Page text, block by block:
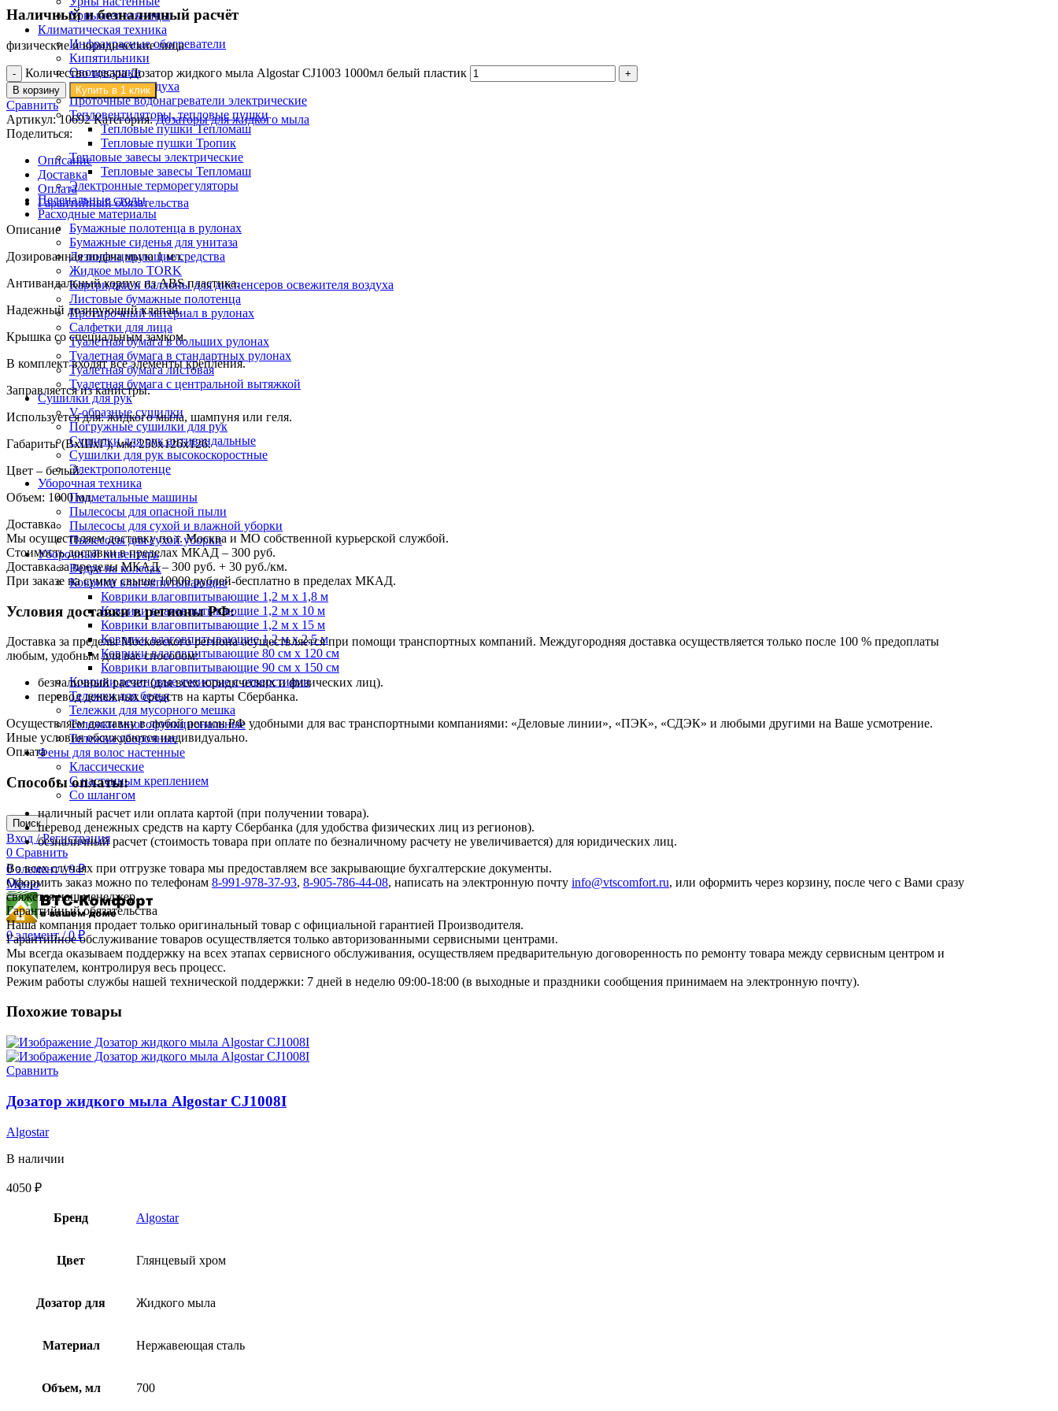
Урны-пепельницы
Климатическая техника
Инфракрасные обогреватели
Кипятильники
Овощесушки
Охладители воздуха
Проточные водонагреватели электрические
Тепловентиляторы, тепловые пушки
Тепловые пушки Тепломаш
Тепловые пушки Тропик
Тепловые завесы электрические
Тепловые завесы Тепломаш
Электронные терморегуляторы
Пеленальные столы
Расходные материалы
Бумажные полотенца в рулонах
Бумажные сиденья для унитаза
Дезинфицирующие средства
Жидкое мыло TORK
Картриджи и баллоны для диспенсеров освежителя воздуха
Листовые бумажные полотенца
Протирочный материал в рулонах
Салфетки для лица
Туалетная бумага в больших рулонах
Туалетная бумага в стандартных рулонах
Туалетная бумага листовая
Туалетная бумага с центральной вытяжкой
Сушилки для рук
V-образные сушилки
Погружные сушилки для рук
Сушилки для рук антивандальные
Сушилки для рук высокоскоростные
Электрополотенце
Уборочная техника
Подметальные машины
Пылесосы для опасной пыли
Пылесосы для сухой и влажной уборки
Пылесосы для сухой уборки
Уборочный инвентарь
Ведра на колесах
Коврики влаговпитывающие
Коврики влаговпитывающие 1,2 м х 1,8 м
Коврики влаговпитывающие 1,2 м х 10 м
Коврики влаговпитывающие 1,2 м х 15 м
Коврики влаговпитывающие 1,2 м х 2,5 м
Коврики влаговпитывающие 80 см х 120 см
Коврики влаговпитывающие 90 см х 150 см
Коврики резиновые ячеистые с отверстиями
Тележки для белья
Тележки для мусорного мешка
Тележки многофункциональные
Тележки уборочные
Фены для волос настенные
Классические
С настенным креплением
Со шлангом
Поиск
Вход / Регистрация
0 Сравнить
0элемент / 0₽
Меню
0элемент / 0₽
Наличный и безналичный расчёт
физические и юридические лица
Количество товара Дозатор жидкого мыла Algostar CJ1003 1000мл белый пластик
В корзину Купить в 1 клик
Сравнить
Артикул:10692Категория: Дозаторы для жидкого мыла
Поделиться:
Описание
Доставка
Оплата
Гарантийный обязательства
Описание
Дозированная подача мыла 1 мл.
Антивандальный корпус из ABS пластика.
Надежный дозирующий клапан.
Крышка со специальным замком.
В комплект входят все элементы крепления.
Заправляется из канистры.
Используется для: жидкого мыла, шампуня или геля.
Габариты (ВхШхГ), мм: 250х126х126.
Цвет – белый.
Объем: 1000 мл.
Доставка
Мы осуществляем доставку по г. Москва и МО собственной курьерской службой.
Стоимость доставки в пределах МКАД – 300 руб.
Доставка за пределы МКАД – 300 руб. + 30 руб./км.
При заказе на сумму свыше 10000 рублей-бесплатно в пределах МКАД.
Условия доставки в регионы РФ:
Доставка за пределы Московского региона осуществляется при помощи транспортных компаний. Междугородняя доставка осуществляется только после 100 % предоплаты
любым, удобным для вас способом:
безналичный расчет (для всех юридических и физических лиц).
перевод денежных средств на карты Сбербанка.
Осуществляем доставку в любой регион РФ удобными для вас транспортными компаниями: «Деловые линии», «ПЭК», «СДЭК» и любыми другими на Ваше усмотрение.
Иные условия обсуждаются индивидуально.
Оплата
Способы оплаты:
наличный расчет или оплата картой (при получении товара).
перевод денежных средств на карту Сбербанка (для удобства физических лиц из регионов).
безналичный расчет (стоимость товара при оплате по безналичному расчету не увеличивается) для юридических лиц.
Во всех случаях при отгрузке товара мы предоставляем все закрывающие бухгалтерские документы.
Оформить заказ можно по телефонам 8-991-978-37-93, 8-905-786-44-08, написать на электронную почту info@vtscomfort.ru, или оформить через корзину, после чего с Вами сразу
свяжется наш менеджер.
Гарантийный обязательства
Наша компания продает только оригинальный товар с официальной гарантией Производителя.
Гарантийное обслуживание товаров осуществляется только авторизованными сервисными центрами.
Мы всегда оказываем поддержку на всех этапах сервисного обслуживания, осуществляем предварительную договоренность по ремонту товара между сервисным центром и
покупателем, контролируя весь процесс.
Режим работы службы нашей технической поддержки: 7 дней в неделю 09:00-18:00 (в выходные и праздники сообщения принимаем на электронную почту).
Похожие товары
Сравнить
Дозатор жидкого мыла Algostar CJ1008I
Algostar
В наличии
4050 ₽
Бренд Algostar
Цвет Глянцевый хром
Дозатор для Жидкого мыла
Материал Нержавеющая сталь
Объем, мл 700